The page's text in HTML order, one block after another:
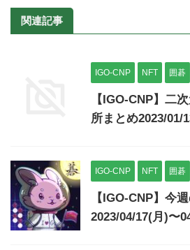
関連記事
IGO-CNP NFT 囲碁
【IGO-CNP】二
所まとめ2023/01/
IGO-CNP NFT 囲碁
【IGO-CNP】今
2023/04/17(月)〜